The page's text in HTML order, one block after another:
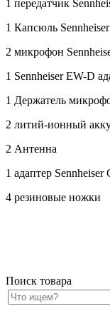
1 передатчик
1 Капсюль
2 микрофон
1 SennheiserEW-D
1 Держатель
2 литий-ионный
2 Антенна
1 адаптер Sennheiser
4 резиновые ножки
Поиск товара